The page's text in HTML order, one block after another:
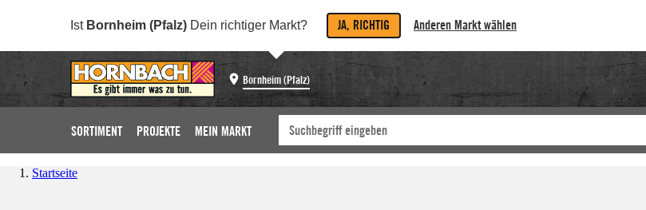
Ist Bornheim (Pfalz) Dein richtiger Markt? JA, RICHTIG Anderen Markt wählen
Bornheim (Pfalz)
SORTIMENT PROJEKTE MEIN MARKT
Startseite